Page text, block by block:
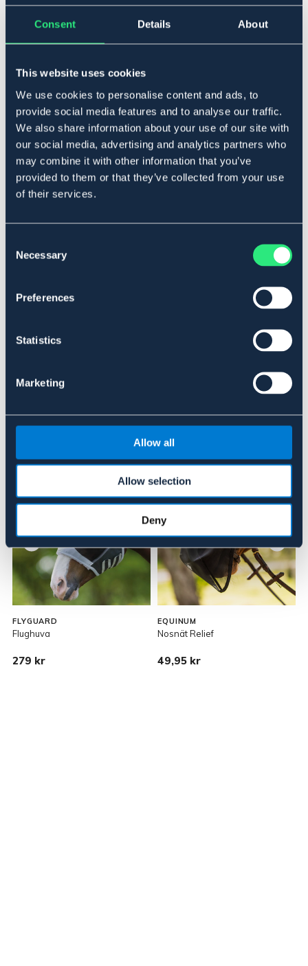
Consent Details About
This website uses cookies
We use cookies to personalise content and ads, to
provide social media features and to analyse our traffic.
We also share information about your use of our site with
our social media, advertising and analytics partners who
may combine it with other information that you’ve
provided to them or that they’ve collected from your use
of their services.
Selection
Necessary
Preferences
Statistics
Marketing
Allow all
Allow selection
Deny
CS ▾
Tillfälligt slut Se lager i butik
Produktbeskrivning
Flughuva med god rymd för hästens ögon, mjuk mesh
och luftiga skydd för öronen. Vadderade sömmar. UV-
skydd +70%
Skydd för irriterande flugor och insekter
Elastiskt material med god andningsfunktion
70 + % AVERAGE UV BLOCKING
Två knäppen kring ganascherna
Finmaskig mesh
Recensioner
Om varumärket
Liknande produkter
FLYGUARD
Flughuva
279 kr
EQUINUM
Nosnät Relief
49,95 kr